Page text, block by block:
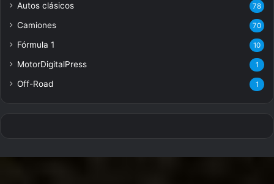
Autos clásicos 78
Camiones 70
Fórmula 1 10
MotorDigitalPress 1
Off-Road 1